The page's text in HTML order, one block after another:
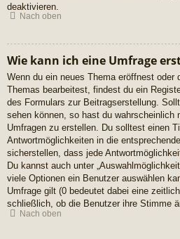
deaktivieren.
Nach oben
Wie kann ich eine Umfrage
Wenn du ein neues Thema eröffnest oder
Themas bearbeitest, findest du ein
des Formulars zur Beitragserstellung.
sehen können, so hast du wahrscheinlich
Umfragen zu erstellen. Du solltest einen
Antwortmöglichkeiten in die
sicherstellen, dass jede
Du kannst auch unter
viele Optionen ein Benutzer auswählen
Umfrage gilt (0 bedeutet dabei eine
schließlich, ob die Benutzer ihre Stimme
Nach oben